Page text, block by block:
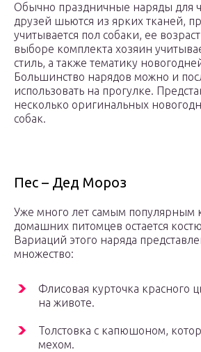
Обычно праздничные наряды для
друзей шьются из ярких тканей,
учитывается пол собаки, ее
выборе комплекта хозяин
стиль, а также тематику
Большинство нарядов можно и
использовать на прогулке.
несколько оригинальных
собак.
Пес – Дед Мороз
Уже много лет самым популярным
домашних питомцев остается
Вариаций этого наряда
множество:
Флисовая курточка красного
на животе.
Толстовка с капюшоном,
мехом.